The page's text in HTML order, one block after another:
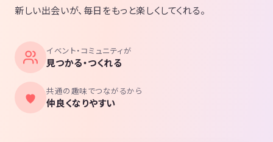
新しい出会いが、毎日をもっと楽しくしてくれる。
イベント・コミュニティが
見つかる・つくれる
共通の趣味でつながるから
仲良くなりやすい